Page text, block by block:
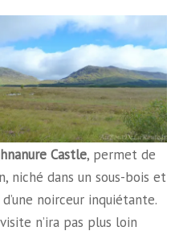
Castle, permet de
niché dans un sous-bois et
noirceur inquiétante.
n’ira pas plus loin